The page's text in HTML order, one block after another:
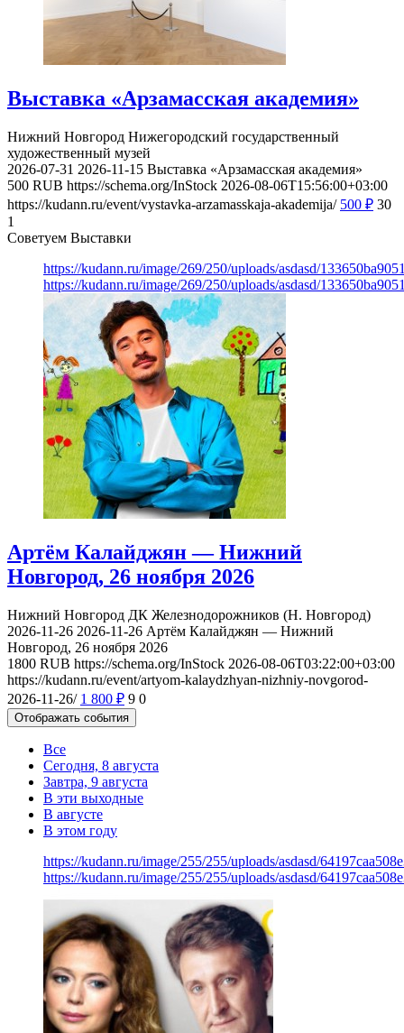
Выставка «Арзамасская академия»
Нижний Новгород Нижегородский государственный
художественный музей
2026-07-31 2026-11-15 Выставка «Арзамасская академия»
500 RUB https://schema.org/InStock 2026-08-06T15:56:00+03:00
https://kudann.ru/event/vystavka-arzamasskaja-akademija/ 500 ₽ 30
1
Советуем Выставки
https://kudann.ru/image/269/250/uploads/asdasd/
https://kudann.ru/image/269/250/uploads/asdasd/
Артём Калайджян — Нижний
Новгород, 26 ноября 2026
Нижний Новгород ДК Железнодорожников (Н. Новгород)
2026-11-26 2026-11-26 Артём Калайджян — Нижний
Новгород, 26 ноября 2026
1800 RUB https://schema.org/InStock 2026-08-06T03:22:00+03:00
https://kudann.ru/event/artyom-kalaydzhyan-nizhniy-novgorod-
2026-11-26/ 1 800 ₽ 9 0
Отображать события
Все
Сегодня, 8 августа
Завтра, 9 августа
В эти выходные
В августе
В этом году
https://kudann.ru/image/255/255/uploads/asdasd/
https://kudann.ru/image/255/255/uploads/asdasd/